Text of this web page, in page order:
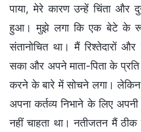
पाया, मेरे कारण उन्हें चिंता
हुआ। मुझे लगा कि एक बेटे के
संतानोचित था। मैं रिश्तेदारों
सका और अपने माता-पिता के
करने के बारे में सोचने लगा।
अपना कर्तव्य निभाने के लिए
नहीं चाहता था। नतीजतन मैं